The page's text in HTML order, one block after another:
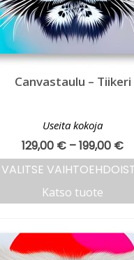
Canvastaulu – Tiikeri
Useita kokoja
129,00 € –199,00 €
VALITSE
Katso tuote